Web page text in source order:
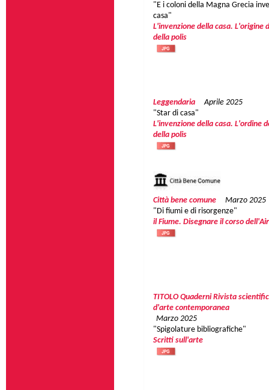
"E i coloni della Magna Grecia
casa"
L'invenzione della casa. L'origine
della polis
Leggendaria
Aprile 2025
"Star di casa"
L'invenzione della casa. L'ordine
della polis
Città bene comune
Marzo 2025
"Di fiumi e di risorgenze"
il Fiume. Disegnare il corso
TITOLO Quaderni Rivista
d'arte contemporanea
Marzo 2025
"Spigolature bibliografiche"
Scritti sull'arte